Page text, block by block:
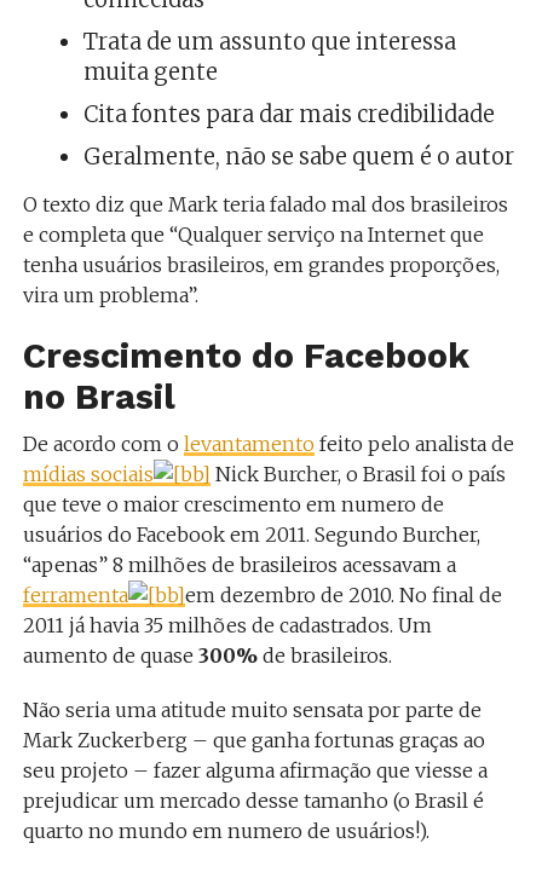
Trata de um assunto que interessa
muita gente
Cita fontes para dar mais credibilidade
Geralmente, não se sabe quem é o autor
O texto diz que Mark teria falado mal dos brasileiros
e completa que “Qualquer serviço na Internet que
tenha usuários brasileiros, em grandes proporções,
vira um problema”.
Crescimento do Facebook
no Brasil
De acordo com o levantamentofeito pelo analista de
mídias sociais
Nick Burcher, o Brasil foi o país
que teve o maior crescimento em numero de
usuários do Facebook em 2011. Segundo Burcher,
“apenas” 8 milhões de brasileiros acessavam a
ferramenta
em dezembro de 2010. No final de
2011 já havia 35 milhões de cadastrados. Um
aumento de quase 300%de brasileiros.
Não seria uma atitude muito sensata por parte de
Mark Zuckerberg – que ganha fortunas graças ao
seu projeto – fazer alguma afirmação que viesse a
prejudicar um mercado desse tamanho (o Brasil é
quarto no mundo em numero de usuários!).